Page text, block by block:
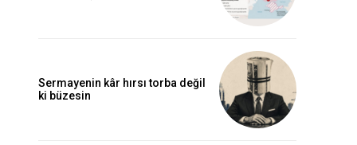
Sermayenin kâr hırsı torba değil
ki büzesin